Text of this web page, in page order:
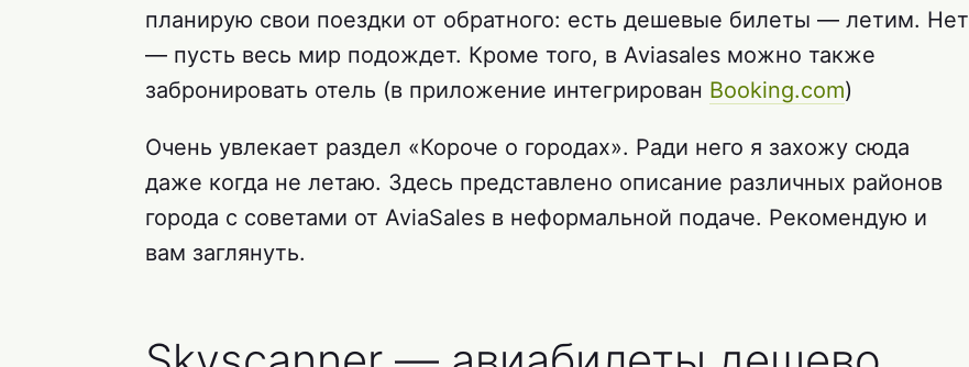
планирую свои поездки от обратного: есть дешевые билеты — летим. Нет
— пусть весь мир подождет. Кроме того, в Aviasales можно также
забронировать отель (в приложение интегрирован Booking.com)
Очень увлекает раздел «Короче о городах». Ради него я захожу сюда
даже когда не летаю. Здесь представлено описание различных районов
города с советами от AviaSales в неформальной подаче. Рекомендую и
вам заглянуть.